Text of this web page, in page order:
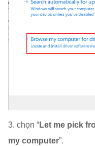
3. chọn “Let me pick
my computer”.